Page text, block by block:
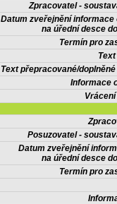
Zpracovatel -
Datum zveřejnění informace
na úřední desce
Termín pro
Text přepracované/
Informace
Posuzovatel -
Datum zveřejnění
na úřední desce
Termín pro